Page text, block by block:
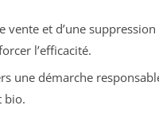
vente et d’une
l’efficacité.
une démarche
bio.